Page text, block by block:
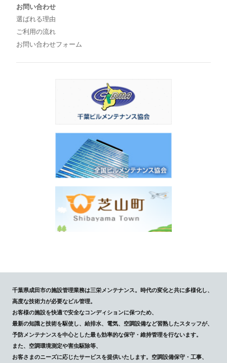
お問い合わせ
選ばれる理由
ご利用の流れ
お問い合わせフォーム
千葉県成田市の施設管理業務は三栄メンテナンス。時代の変化と共に多様化し、
高度な技術力が必要なビル管理。
お客様の施設を快適で安全なコンディションに保つため、
最新の知識と技術を駆使し、給排水、電気、空調設備など習熟したスタッフが、
予防メンテナンスを中心とした最も効率的な保守・維持管理を行ないます。
また、空調環境測定や害虫駆除等、
お客さまのニーズに応じたサービスを提供いたします。空調設備保守・工事、